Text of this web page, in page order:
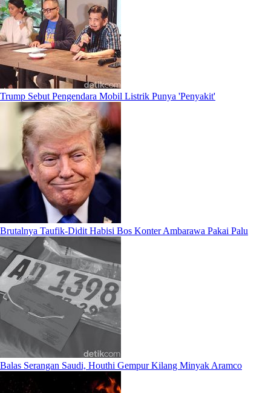
Trump Sebut Pengendara Mobil Listrik Punya 'Penyakit'
Brutalnya Taufik-Didit Habisi Bos Konter Ambarawa Pakai Palu
Balas Serangan Saudi, Houthi Gempur Kilang Minyak Aramco